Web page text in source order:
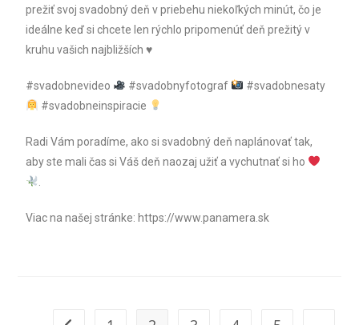
prežiť svoj svadobný deň v priebehu niekoľkých minút, čo je
ideálne keď si chcete len rýchlo pripomenúť deň prežitý v
kruhu vašich najbližších ♥
#svadobnevideo #svadobnyfotograf
#svadobnesaty
#svadobneinspiracie
Radi Vám poradíme, ako si svadobný deň naplánovať tak,
aby ste mali čas si Váš deň naozaj užiť a vychutnať si ho
Viac na našej stránke: https://www.panamera.sk